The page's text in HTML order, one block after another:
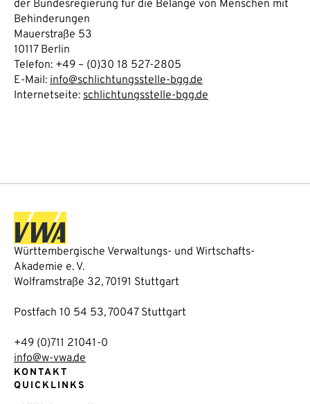
der Bundesregierung für die Belange von Menschen mit
Behinderungen
Mauerstraße 53
10117 Berlin
Telefon: +49 – (0)30 18 527-2805
E-Mail: info@schlichtungsstelle-bgg.de
Internetseite: schlichtungsstelle-bgg.de
Württembergische Verwaltungs- und Wirtschafts-
Akademie e. V.
Wolframstraße 32, 70191 Stuttgart
Postfach 10 54 53, 70047 Stuttgart
+49 (0)711 21041-0
info@w-vwa.de
KONTAKT
QUICKLINKS